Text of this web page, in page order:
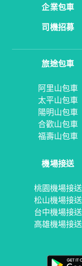
企業包車
司機招募
旅途包車
阿里山包車
太平山包車
陽明山包車
合歡山包車
福壽山包車
機場接送
桃園機場接送
松山機場接送
台中機場接送
高雄機場接送